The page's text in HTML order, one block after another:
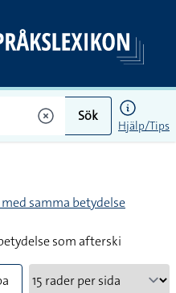
Sök
Hjälp/Tips
samma betydelse
som afterski